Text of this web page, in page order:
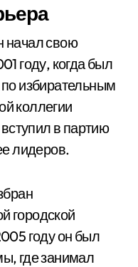
начал свою
году, когда был
избирательным
коллегии
в партию
лидеров.
городской
году он был
где занимал